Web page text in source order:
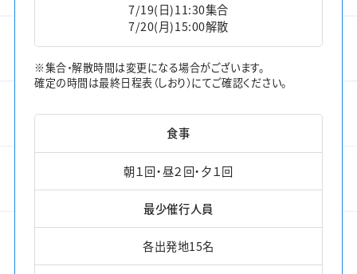
7/19(日)11:30集合
7/20(月)15:00解散
※集合・解散時間は変更になる場合がございます。
確定の時間は最終日程表（しおり）にてご確認ください。
食事
朝１回・昼２回・夕１回
最少催行人員
各出発地15名